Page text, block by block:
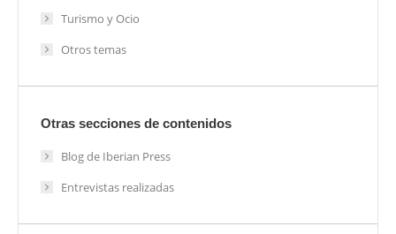
Turismo y Ocio
Otros temas
Otras secciones de contenidos
Blog de Iberian Press
Entrevistas realizadas